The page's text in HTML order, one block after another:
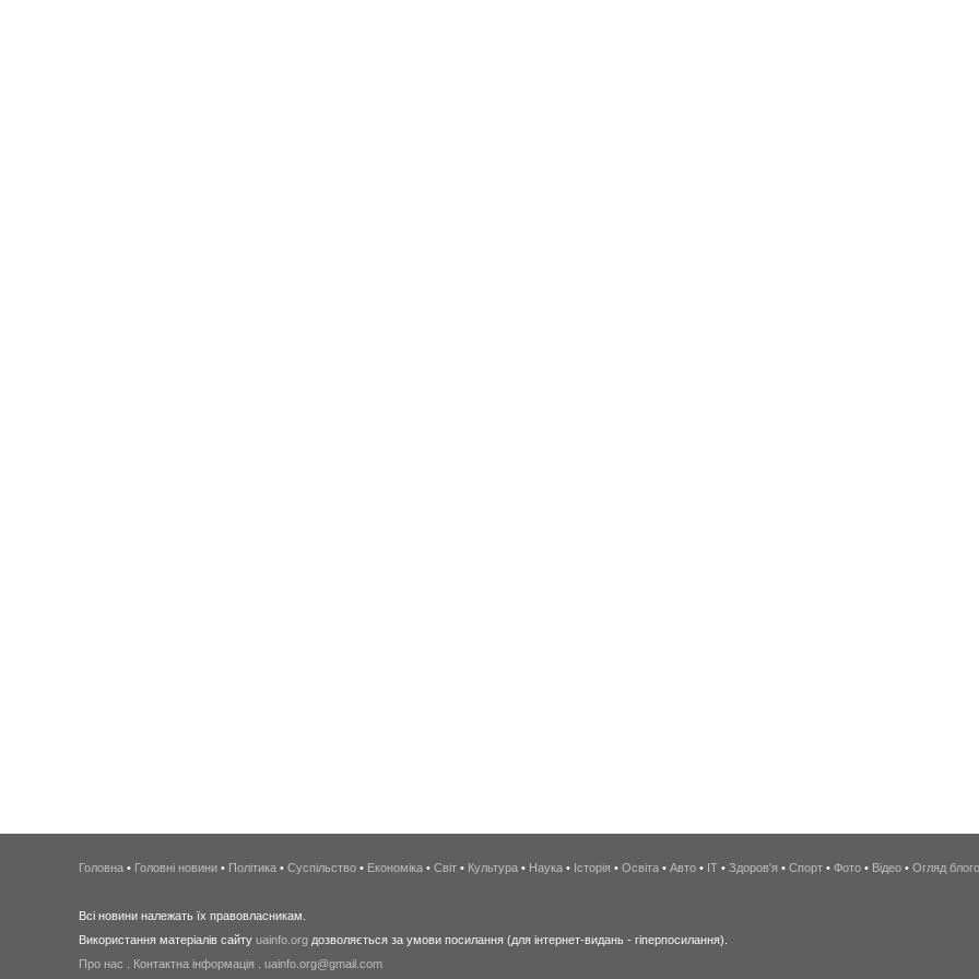
Головна • Головні новини • Політика • Суспільство • Економіка • Світ • Культура • Наука • Історія • Освіта • Авто • IT • Здоров'я • Спорт • Фото • Відео • Огляд
Всі новини належать їх правовласникам.
Використання матеріалів сайту uainfo.org дозволяється за умови посилання (для інтернет-видань - гіперпосилання).
Про нас
Контактна інформація uainfo.org@gmail.com